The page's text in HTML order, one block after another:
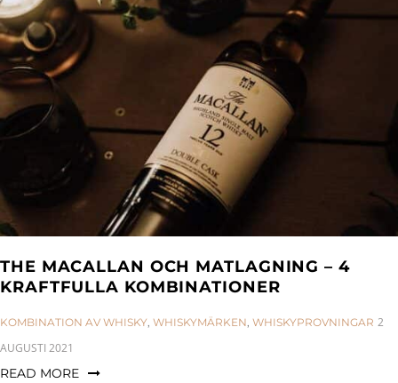
THE MACALLAN OCH MATLAGNING – 4
KRAFTFULLA KOMBINATIONER
CATEGORIES:
KOMBINATION AV WHISKY, WHISKYMÄRKEN, WHISKYPROVNINGAR 2
AUGUSTI 2021
READ MORE